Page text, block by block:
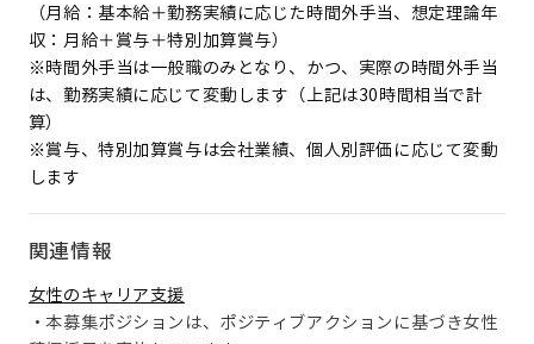
（月給：基本給＋勤務実績に応じた時間外手当、想定理論年
収：月給＋賞与＋特別加算賞与）
※時間外手当は一般職のみとなり、かつ、実際の時間外手当
は、勤務実績に応じて変動します（上記は30時間相当で計
算）
※賞与、特別加算賞与は会社業績、個人別評価に応じて変動
します
関連情報
女性のキャリア支援
・本募集ポジションは、ポジティブアクションに基づき女性